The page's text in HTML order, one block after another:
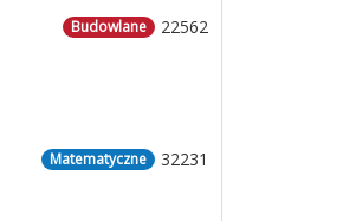
22562
Budowlane
32231
Matematyczne